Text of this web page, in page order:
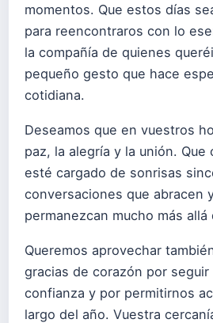
momentos. Que estos días
para reencontraros con lo
la compañía de quienes
pequeño gesto que hace
cotidiana.
Deseamos que en vuestros
paz, la alegría y la unión. Que
esté cargado de sonrisas
conversaciones que abracen
permanezcan mucho más
Queremos aprovechar
gracias de corazón por
confianza y por permitirnos
largo del año. Vuestra